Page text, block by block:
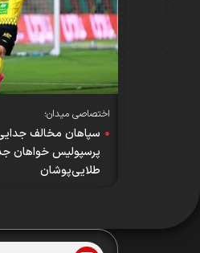
اختصاصی میدان؛
سپاهان مخالف
پرسپولیس خواهان
طلایی‌پوشان